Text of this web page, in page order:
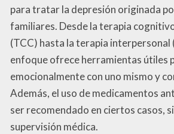
para tratar la depresión originada
familiares. Desde la terapia
(TCC) hasta la terapia interpersonal
enfoque ofrece herramientas útiles
emocionalmente con uno mismo y
Además, el uso de medicamentos
ser recomendado en ciertos casos,
supervisión médica.